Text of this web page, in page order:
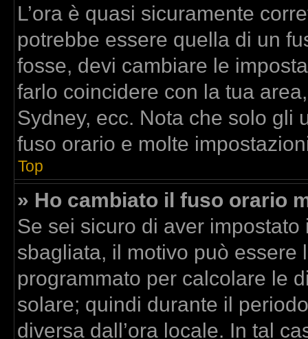
L’ora è quasi sicuramente
potrebbe essere quella di un
fosse, devi cambiare le
farlo coincidere con la tua
Sydney, ecc. Nota che solo gli
fuso orario e molte
Top
» Ho cambiato il fuso orario
Se sei sicuro di aver
sbagliata, il motivo può essere
programmato per calcolare le
solare; quindi durante il
diversa dall’ora locale. In tal